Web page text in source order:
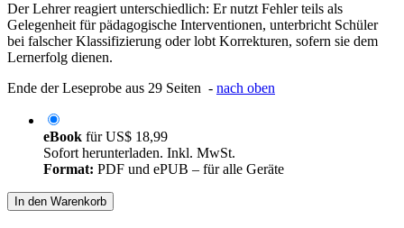
Der Lehrer reagiert unterschiedlich: Er nutzt Fehler teils als
Gelegenheit für pädagogische Interventionen, unterbricht Schüler
bei falscher Klassifizierung oder lobt Korrekturen, sofern sie dem
Lernerfolg dienen.
Ende der Leseprobe aus 29 Seiten - nach oben
eBook fürUS$ 18,99
Sofort herunterladen. Inkl. MwSt.
Format: PDF und ePUB – für alle Geräte
In den Warenkorb